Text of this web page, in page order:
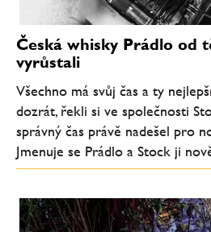
Česká whisky Prádlo od
vyrůstali
Všechno má svůj čas a ty
dozrát, řekli si ve společnosti
správný čas právě nadešel pro
Jmenuje se Prádlo a Stock ji